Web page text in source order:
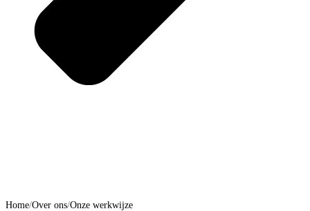
Home/Over ons/Onze werkwijze